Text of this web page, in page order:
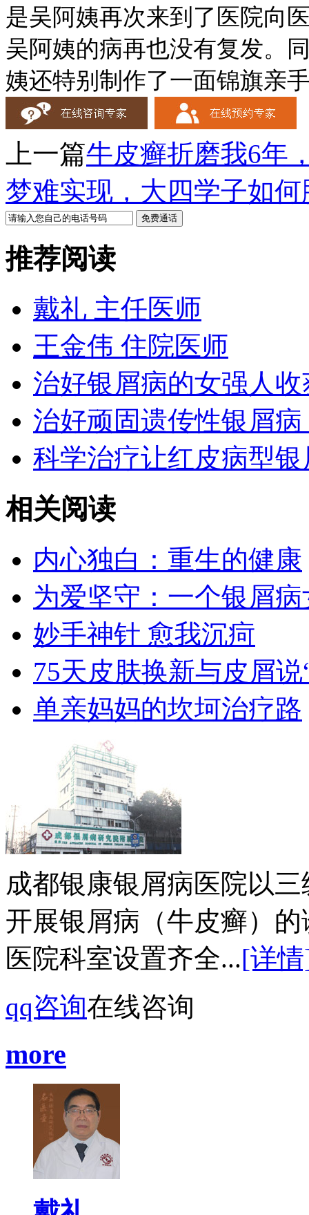
是吴阿姨再次来到了医院向
吴阿姨的病再也没有复发。
姨还特别制作了一面锦旗亲
上一篇牛皮癣折磨我6年
梦难实现，大四学子如
推荐阅读
戴礼 主任医师
王金伟 住院医师
治好银屑病的女强人
治好顽固遗传性银屑
科学治疗让红皮病型
相关阅读
内心独白：重生的健康
为爱坚守：一个银屑
妙手神针 愈我沉疴
75天皮肤换新与皮屑说
单亲妈妈的坎坷治疗路
成都银康银屑病医院以
开展银屑病（牛皮癣）
医院科室设置齐全...[详
qq咨询在线咨询
more